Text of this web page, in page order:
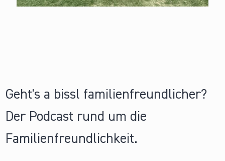
Geht's a bissl familienfreundlicher?
Der Podcast rund um die
Familienfreundlichkeit.